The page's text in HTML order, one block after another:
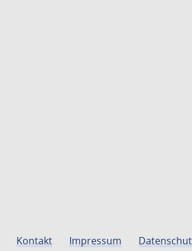
Kontakt Impressum